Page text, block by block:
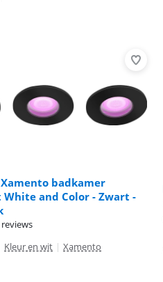
badkamer
and Color - Zwart -
Kleur en wit | Xamento
van de 10, gebaseerd op 4 reviews.
van de 10, gebaseerd op 1 review.